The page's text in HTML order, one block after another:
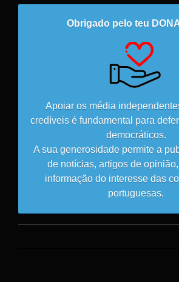
Obrigado pelo teu
Apoiar os média
credíveis é fundamental para
democráticos.
A sua generosidade permite a
de notícias, artigos de
informação do interesse das
portuguesas.